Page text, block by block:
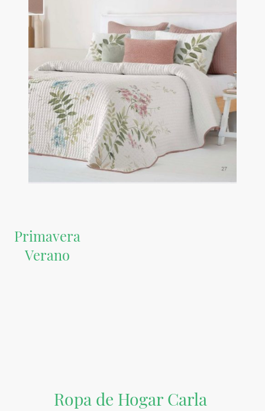
Primavera
Verano
Ropa de Hogar Carla